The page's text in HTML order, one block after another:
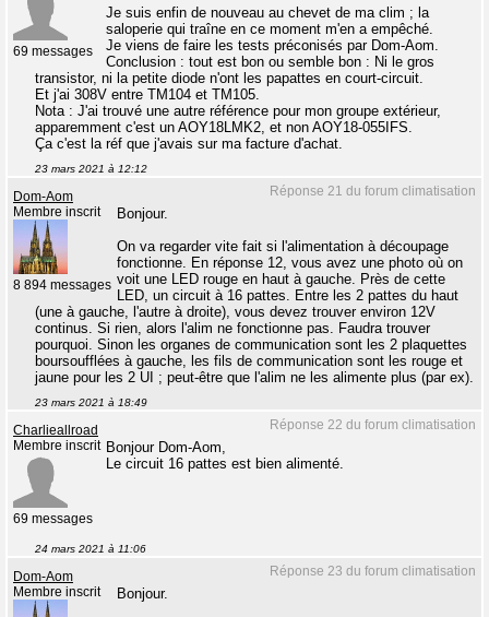
69 messages
Je suis enfin de nouveau au chevet de ma clim ; la
saloperie qui traîne en ce moment m'en a empêché.
Je viens de faire les tests préconisés par Dom-Aom.
Conclusion : tout est bon ou semble bon : Ni le gros
transistor, ni la petite diode n'ont les papattes en court-circuit.
Et j'ai 308V entre TM104 et TM105.
Nota : J'ai trouvé une autre référence pour mon groupe extérieur,
apparemment c'est un AOY18LMK2, et non AOY18-055IFS.
Ça c'est la réf que j'avais sur ma facture d'achat.
23 mars 2021 à 12:12
Réponse 21 du forum climatisation
Dom-Aom
Membre inscrit
8 894 messages
Bonjour.
On va regarder vite fait si l'alimentation à découpage
fonctionne. En réponse 12, vous avez une photo où on
voit une LED rouge en haut à gauche. Près de cette
LED, un circuit à 16 pattes. Entre les 2 pattes du haut
(une à gauche, l'autre à droite), vous devez trouver environ 12V
continus. Si rien, alors l'alim ne fonctionne pas. Faudra trouver
pourquoi. Sinon les organes de communication sont les 2 plaquettes
boursoufflées à gauche, les fils de communication sont les rouge et
jaune pour les 2 UI ; peut-être que l'alim ne les alimente plus (par ex).
23 mars 2021 à 18:49
Réponse 22 du forum climatisation
Charlieallroad
Membre inscrit
69 messages
Bonjour Dom-Aom,
Le circuit 16 pattes est bien alimenté.
24 mars 2021 à 11:06
Réponse 23 du forum climatisation
Dom-Aom
Membre inscrit
Bonjour.